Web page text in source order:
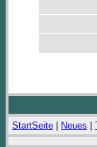
StartSeite Neues